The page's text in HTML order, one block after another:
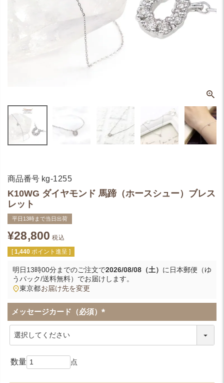
商品番号 kg-1255
K10WG ダイヤモンド 馬蹄（ホースシュー）ブレス
レット
平日13時まで当日出荷
¥28,800 税込
[ 1,440 ポイント進呈 ]
明日13時00分までのご注文で2026/08/08（土） に 日本郵便（ゆ
うパック/送料無料） でお届けします。
東京都お届け先を変更
メッセージカード（必須）
(